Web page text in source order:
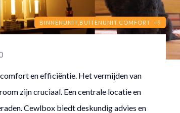
BINNENUNIT, BUITENUNIT, COMFORT +9
en efficiëntie. Het vermijden van
zijn cruciaal. Een centrale locatie en
Cewlbox biedt deskundig advies en